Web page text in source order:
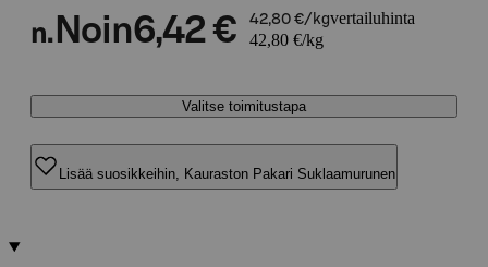
n. Noin6,42 € 42,80 €/kgvertailuhinta
42,80 €/kg
Valitse toimitustapa
Lisää suosikkeihin, Kauraston Pakari Suklaamurunen